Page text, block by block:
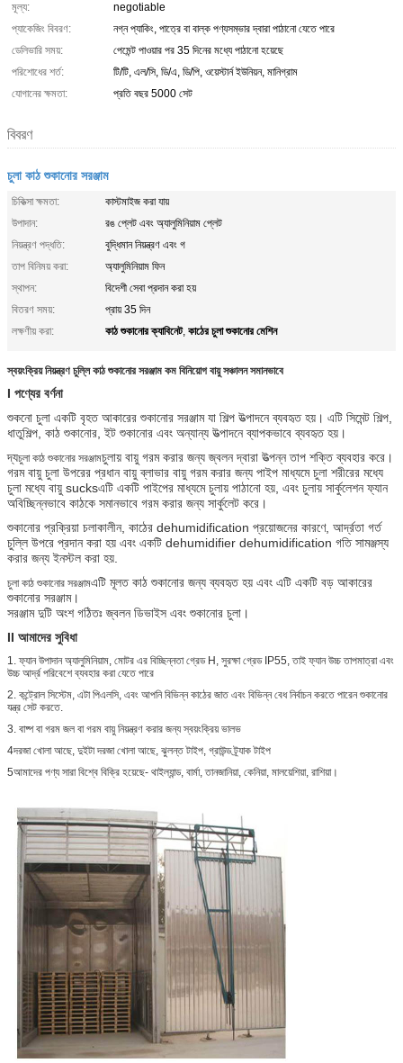
মূল্য:
negotiable
প্যাকেজিং বিবরণ:
নগ্ন প্যাকিং, পাত্রে বা বাল্ক পণ্যসম্ভার দ্বারা পাঠানো যেতে পারে
ডেলিভারি সময়:
পেমেন্ট পাওয়ার পর 35 দিনের মধ্যে পাঠানো হয়েছে
পরিশোধের শর্ত:
টি/টি, এল/সি, ডি/এ, ডি/পি, ওয়েস্টার্ন ইউনিয়ন, মানিগ্রাম
যোগানের ক্ষমতা:
প্রতি বছর 5000 সেট
বিবরণ
চুলা কাঠ শুকানোর সরঞ্জাম
চিকিত্সা ক্ষমতা:
কাস্টমাইজ করা যায়
উপাদান:
রঙ প্লেট এবং অ্যালুমিনিয়াম প্লেট
নিয়ন্ত্রণ পদ্ধতি:
বুদ্ধিমান নিয়ন্ত্রণ এবং গ
তাপ বিনিময় করা:
অ্যালুমিনিয়াম ফিন
স্থাপন:
বিদেশী সেবা প্রদান করা হয়
বিতরণ সময়:
প্রায় 35 দিন
লক্ষণীয় করা:
কাঠ শুকানোর ক্যাবিনেট, কাঠের চুলা শুকানোর মেশিন
স্বয়ংক্রিয় নিয়ন্ত্রণ চুল্লি কাঠ শুকানোর সরঞ্জাম কম বিনিয়োগ বায়ু সঞ্চালন সমানভাবে
I পণ্যের বর্ণনা
শুকনো চুলা একটি বৃহত আকারের শুকানোর সরঞ্জাম যা শিল্প উত্পাদনে ব্যবহৃত হয়। এটি সিমেন্ট শিল্প,
ধাতুশিল্প, কাঠ শুকানোর, ইট শুকানোর এবং অন্যান্য উত্পাদনে ব্যাপকভাবে ব্যবহৃত হয়।
দ্যচুলা কাঠ শুকানোর সরঞ্জামচুলায় বায়ু গরম করার জন্য জ্বলন দ্বারা উত্পন্ন তাপ শক্তি ব্যবহার করে।
গরম বায়ু চুলা উপরের প্রধান বায়ু ব্লাভার বায়ু গরম করার জন্য পাইপ মাধ্যমে চুলা শরীরের মধ্যে
চুলা মধ্যে বায়ু sucksএটি একটি পাইপের মাধ্যমে চুলায় পাঠানো হয়, এবং চুলায় সার্কুলেশন ফ্যান
অবিচ্ছিন্নভাবে কাঠকে সমানভাবে গরম করার জন্য সার্কুলেট করে।
শুকানোর প্রক্রিয়া চলাকালীন, কাঠের dehumidification প্রয়োজনের কারণে, আর্দ্রতা গর্ত
চুল্লি উপরে প্রদান করা হয় এবং একটি dehumidifier dehumidification গতি সামঞ্জস্য
করার জন্য ইনস্টল করা হয়.
চুলা কাঠ শুকানোর সরঞ্জামএটি মূলত কাঠ শুকানোর জন্য ব্যবহৃত হয় এবং এটি একটি বড় আকারের
শুকানোর সরঞ্জাম।
সরঞ্জাম দুটি অংশ গঠিতঃ জ্বলন ডিভাইস এবং শুকানোর চুলা।
II আমাদের সুবিধা
1. ফ্যান উপাদান অ্যালুমিনিয়াম, মোটর এর বিচ্ছিন্নতা গ্রেড H, সুরক্ষা গ্রেড IP55, তাই ফ্যান উচ্চ তাপমাত্রা এবং
উচ্চ আর্দ্র পরিবেশে ব্যবহার করা যেতে পারে
2. কন্ট্রোল সিস্টেম, এটা পিএলসি, এবং আপনি বিভিন্ন কাঠের জাত এবং বিভিন্ন বেধ নির্বাচন করতে পারেন শুকানোর
যন্ত্র সেট করতে.
3. বাষ্প বা গরম জল বা গরম বায়ু নিয়ন্ত্রণ করার জন্য স্বয়ংক্রিয় ভালভ
4দরজা খোলা আছে, দুইটা দরজা খোলা আছে, ঝুলন্ত টাইপ, গ্রাউন্ড ট্র্যাক টাইপ
5আমাদের পণ্য সারা বিশ্বে বিক্রি হয়েছে- থাইল্যান্ড, বার্মা, তানজানিয়া, কেনিয়া, মালয়েশিয়া, রাশিয়া।